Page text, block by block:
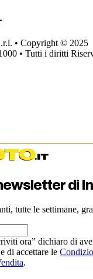
• Copyright © 2025
• Tutti i diritti
di
tutte le settimane,
ora” dichiaro di
e di accettare le
.